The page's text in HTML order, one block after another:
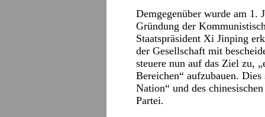
Demgegenüber wurde am 1.
Gründung der
Staatspräsident Xi Jinping
der Gesellschaft mit
steuere nun auf das Ziel zu,
Bereichen“ aufzubauen.
Nation“ und des
Partei.